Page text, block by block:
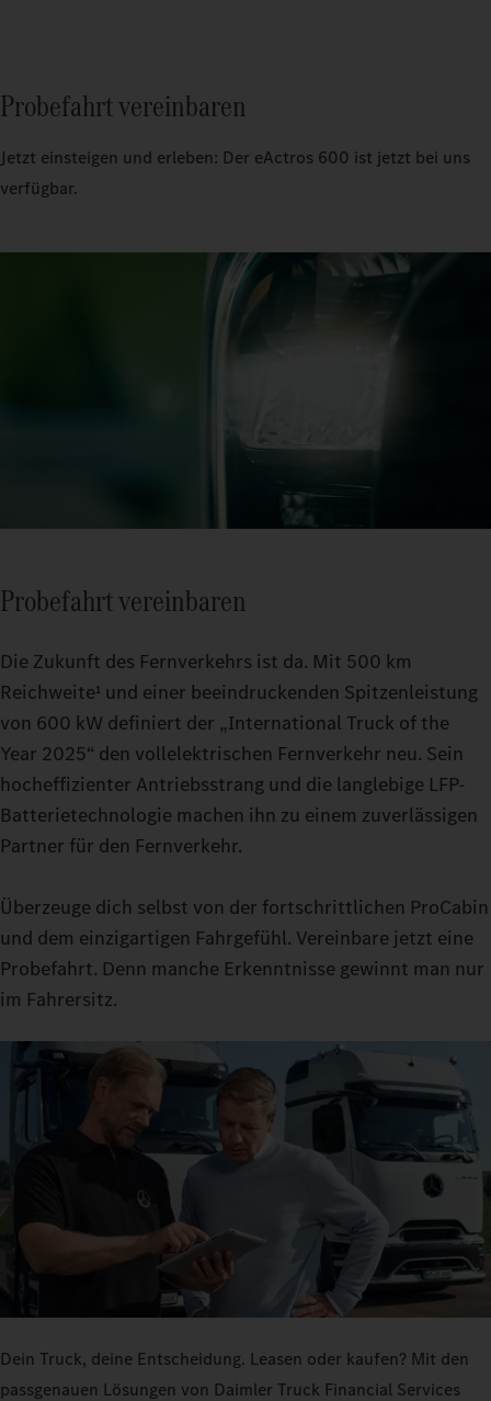
Probefahrt vereinbaren
Jetzt einsteigen und erleben: Der eActros 600 ist jetzt bei uns
verfügbar.
Probefahrt vereinbaren
Die Zukunft des Fernverkehrs ist da. Mit 500 km
Reichweite¹ und einer beeindruckenden Spitzenleistung
von 600 kW definiert der „International Truck of the
Year 2025“ den vollelektrischen Fernverkehr neu. Sein
hocheffizienter Antriebsstrang und die langlebige LFP-
Batterietechnologie machen ihn zu einem zuverlässigen
Partner für den Fernverkehr.
Überzeuge dich selbst von der fortschrittlichen ProCabin
und dem einzigartigen Fahrgefühl. Vereinbare jetzt eine
Probefahrt. Denn manche Erkenntnisse gewinnt man nur
im Fahrersitz.
Dein Truck, deine Entscheidung. Leasen oder kaufen? Mit den
passgenauen Lösungen von Daimler Truck Financial Services